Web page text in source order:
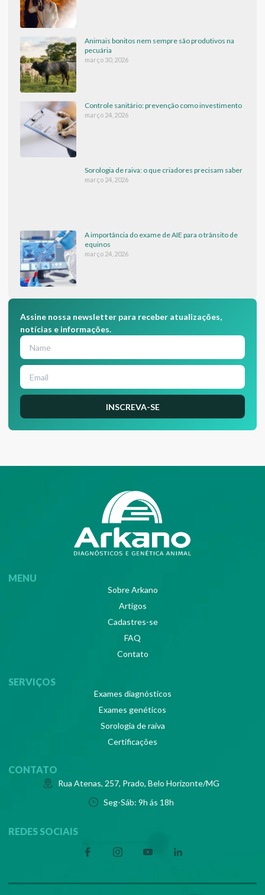
Animais bonitos nem sempre são produtivos na
pecuária
março 30, 2026
Controle sanitário: prevenção como investimento
março 24, 2026
Sorologia de raiva: o que criadores precisam saber
março 24, 2026
A importância do exame de AIE para o trânsito de
equinos
março 24, 2026
Assine nossa newsletter para receber atualizações,
notícias e informações.
INSCREVA-SE
MENU
Sobre Arkano
Artigos
Cadastres-se
FAQ
Contato
SERVIÇOS
Exames diagnósticos
Exames genéticos
Sorologia de raiva
Certificações
CONTATO
Rua Atenas, 257, Prado, Belo Horizonte/MG
Seg-Sáb: 9h ás 18h
REDES SOCIAIS